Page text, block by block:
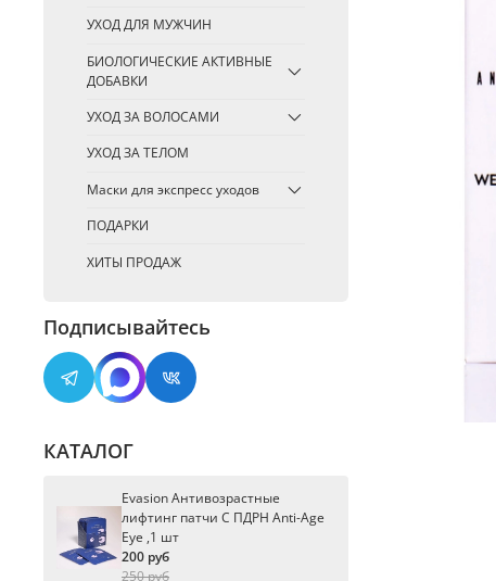
УХОД ДЛЯ МУЖЧИН
БИОЛОГИЧЕСКИЕ АКТИВНЫЕ
ДОБАВКИ
УХОД ЗА ВОЛОСАМИ
УХОД ЗА ТЕЛОМ
Маски для экспресс уходов
ПОДАРКИ
ХИТЫ ПРОДАЖ
Подписывайтесь
КАТАЛОГ
Evasion Антивозрастные
лифтинг патчи С ПДРН Anti-Age
Eye ,1 шт
200 руб
250 руб